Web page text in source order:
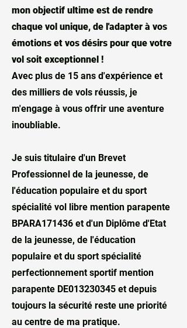
mon objectif ultime est de rendre
chaque vol unique, de l'adapter à vos
émotions et vos désirs pour que votre
vol soit exceptionnel !
Avec plus de 15 ans d'expérience et
des milliers de vols réussis, je
m'engage à vous offrir une aventure
inoubliable.
Je suis titulaire d'un Brevet
Professionnel de la jeunesse, de
l'éducation populaire et du sport
spécialité vol libre mention parapente
BPARA171436 et d'un​ Diplôme d'Etat
de la jeunesse, de l'éducation
populaire et du sport spécialité
perfectionnement sportif mention
parapente DE013230345 et depuis
toujours la sécurité reste une priorité
au centre de ma pratique.